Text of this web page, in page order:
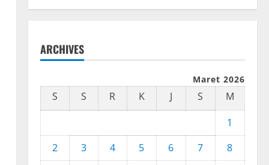
ARCHIVES
Maret 2026
S S R K J S
M
1
2
3 4 5 6 7
8